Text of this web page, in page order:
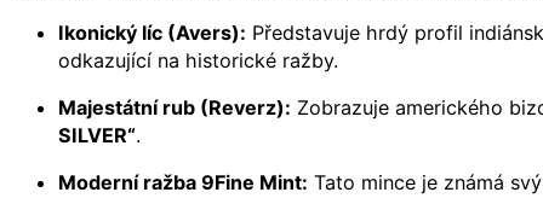
Ikonický líc (Avers): Představuje hrdý profil
odkazující na historické ražby.
Majestátní rub (Reverz): Zobrazuje amerického
SILVER“.
Moderní ražba 9Fine Mint: Tato mince je známá